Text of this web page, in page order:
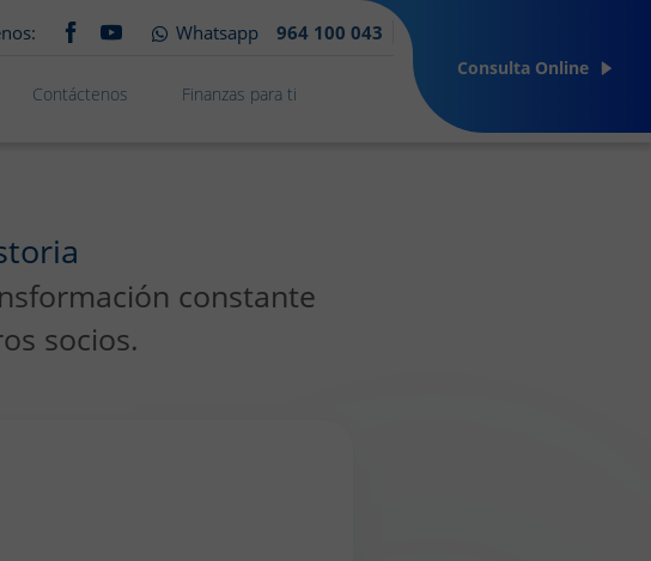
Whatsapp 964 100 043
Contáctenos Finanzas para ti
Consulta Online
constante
socios.